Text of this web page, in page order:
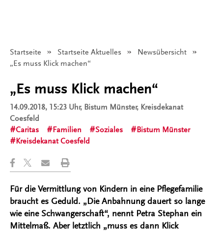
Startseite Startseite Aktuelles
Newsübersicht
Angezeigt:
„Es muss Klick machen“
„Es muss Klick machen“
14.09.2018, 15:23 Uhr, Bistum Münster, Kreisdekanat
Coesfeld
Caritas
Familien Soziales
Bistum Münster
Kreisdekanat Coesfeld
Für die Vermittlung von Kindern in eine Pflegefamilie
braucht es Geduld. „Die Anbahnung dauert so lange
wie eine Schwangerschaft“, nennt Petra Stephan ein
Mittelmaß. Aber letztlich „muss es dann Klick